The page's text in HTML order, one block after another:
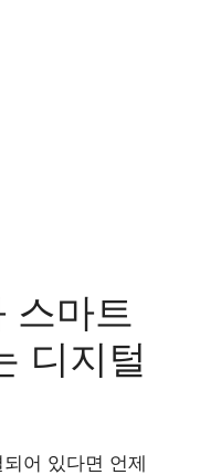
스마트
디지털
어 있다면 언제